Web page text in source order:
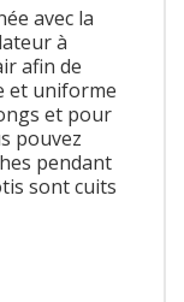
avec la
à
afin de
et uniforme
et pour
pouvez
pendant
sont cuits